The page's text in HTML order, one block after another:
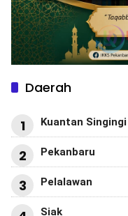
Daerah
1 Kuantan Singingi
2 Pekanbaru
3 Pelalawan
Siak